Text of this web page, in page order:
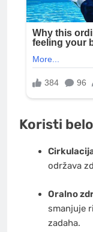
Koristi
održava
Oralno
smanjuje
zadaha.